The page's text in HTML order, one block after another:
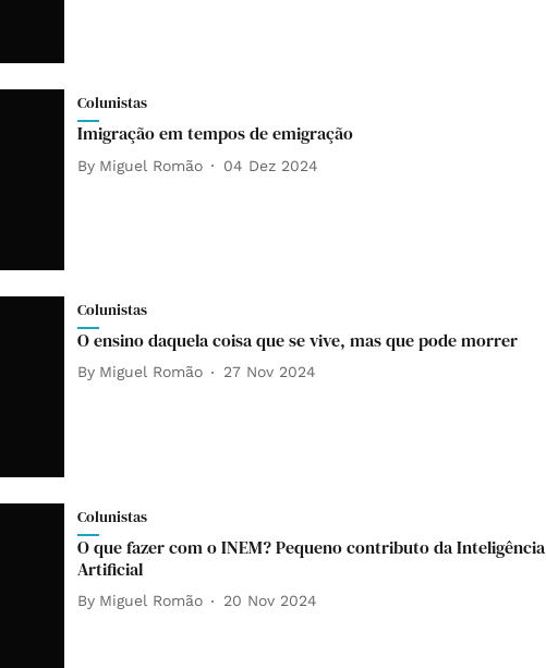
Colunistas
Imigração em tempos de emigração
By Miguel Romão 04 Dez 2024
Colunistas
O ensino daquela coisa que se vive, mas que pode morrer
By Miguel Romão 27 Nov 2024
Colunistas
O que fazer com o INEM? Pequeno contributo da Inteligência
Artificial
By Miguel Romão 20 Nov 2024